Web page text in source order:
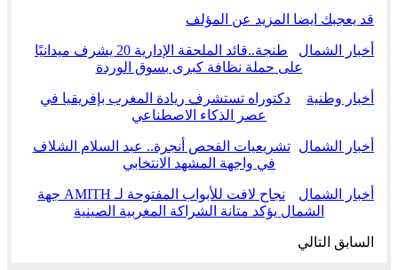
قد يعجبك ايضا المزيد عن المؤلف
أخبار الشمال
طنجة..قائد الملحقة الإدارية 20 يشرف ميدانيًا
على حملة نظافة كبرى بسوق الوردة
أخبار وطنية
دكتوراه تستشرف ريادة المغرب بإفريقيا في
عصر الذكاء الاصطناعي
أخبار الشمال
تشريعيات الفحص أنجرة.. عبد السلام الشلاف
في واجهة المشهد الانتخابي
أخبار الشمال
نجاح لافت للأبواب المفتوحة لـ AMITH جهة
الشمال يؤكد متانة الشراكة المغربية الصينية
السابق التالي